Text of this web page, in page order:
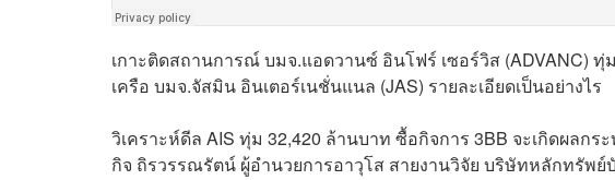
เกาะติดสถานการณ์ บมจ.แอดวานซ์ อินโฟร์ เซอร์วิส (ADVANC)
เครือ บมจ.จัสมิน อินเตอร์เนชั่นแนล (JAS) รายละเอียดเป็นอย่างไร
วิเคราะห์ดีล AIS ทุ่ม 32,420 ล้านบาท ซื้อกิจการ 3BB จะเกิดผลก
กิจ ถิรวรรณรัตน์ ผู้อำนวยการอาวุโส สายงานวิจัย บริษัทหลักทรัพย์